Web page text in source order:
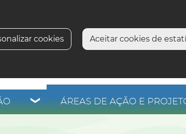
cookies Aceitar cookies de
ÁREAS DE AÇÃO E